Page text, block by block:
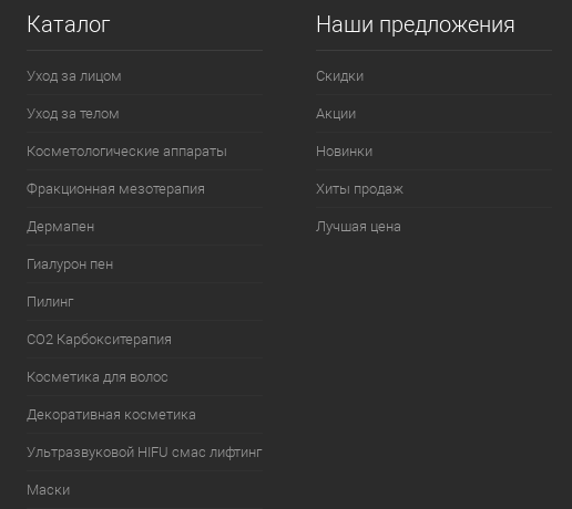
Каталог
Уход за лицом
Уход за телом
Косметологические аппараты
Фракционная мезотерапия
Дермапен
Гиалурон пен
Пилинг
CO2 Карбокситерапия
Косметика для волос
Декоративная косметика
Ультразвуковой HIFU смас лифтинг
Маски
Наши предложения
Скидки
Акции
Новинки
Хиты продаж
Лучшая цена